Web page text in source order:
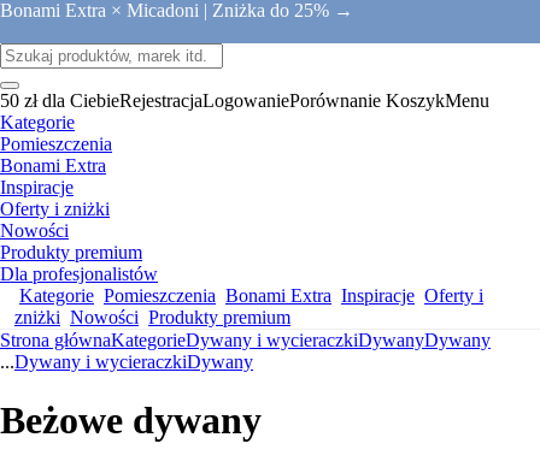
Bonami Extra × Micadoni | Zniżka do 25% →
50 zł dla CiebieRejestracjaLogowaniePorównanie KoszykMenu
Kategorie
Pomieszczenia
Bonami Extra
Inspiracje
Oferty i zniżki
Nowości
Produkty premium
Dla profesjonalistów
Kategorie Pomieszczenia Bonami Extra Inspiracje Oferty i
zniżki Nowości Produkty premium
Strona głównaKategorieDywany i wycieraczkiDywanyDywany
...Dywany i wycieraczkiDywany
Beżowe dywany